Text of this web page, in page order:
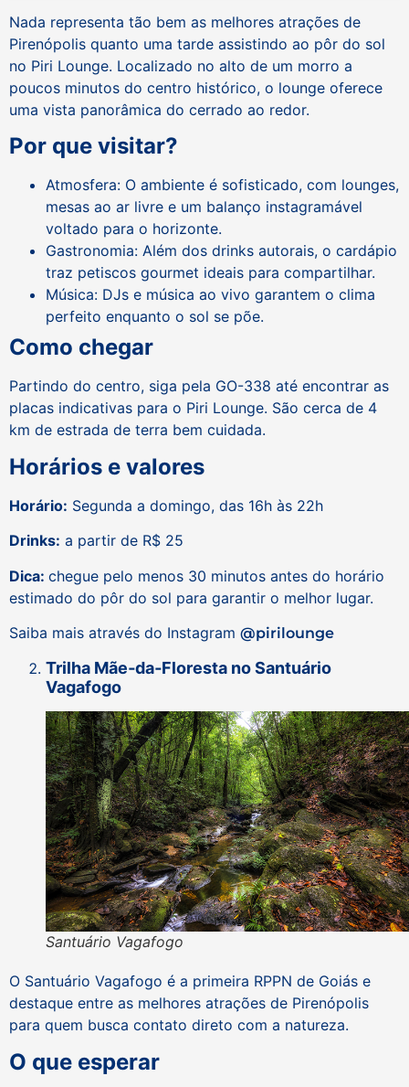
Nada representa tão bem as melhores atrações de
Pirenópolis quanto uma tarde assistindo ao pôr do sol
no Piri Lounge. Localizado no alto de um morro a
poucos minutos do centro histórico, o lounge oferece
uma vista panorâmica do cerrado ao redor.
Por que visitar?
Atmosfera: O ambiente é sofisticado, com lounges,
mesas ao ar livre e um balanço instagramável
voltado para o horizonte.
Gastronomia: Além dos drinks autorais, o cardápio
traz petiscos gourmet ideais para compartilhar.
Música: DJs e música ao vivo garantem o clima
perfeito enquanto o sol se põe.
Como chegar
Partindo do centro, siga pela GO-338 até encontrar as
placas indicativas para o Piri Lounge. São cerca de 4
km de estrada de terra bem cuidada.
Horários e valores
Horário: Segunda a domingo, das 16h às 22h
Drinks: a partir de R$ 25
Dica: chegue pelo menos 30 minutos antes do horário
estimado do pôr do sol para garantir o melhor lugar.
Saiba mais através do Instagram @pirilounge
Trilha Mãe‑da‑Floresta no Santuário
Vagafogo
Santuário Vagafogo
O Santuário Vagafogo é a primeira RPPN de Goiás e
destaque entre as melhores atrações de Pirenópolis
para quem busca contato direto com a natureza.
O que esperar